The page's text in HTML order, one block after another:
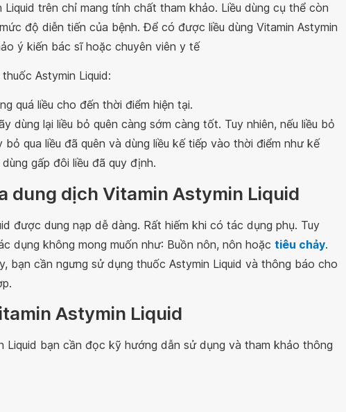
Liquid trên chỉ mang tính chất tham khảo. Liều dùng cụ thể còn
độ diễn tiến của bệnh. Để có được liều dùng Vitamin Astymin
ý kiến bác sĩ hoặc chuyên viên y tế
Astymin Liquid:
quá liều cho đến thời điểm hiện tại.
dùng lại liều bỏ quên càng sớm càng tốt. Tuy nhiên, nếu liều bỏ
bỏ qua liều đã quên và dùng liều kế tiếp vào thời điểm như kế
gấp đôi liều đã quy định.
dung dịch Vitamin Astymin Liquid
được dung nạp dễ dàng. Rất hiếm khi có tác dụng phụ. Tuy
dụng không mong muốn như: Buồn nôn, nôn hoặc tiêu chảy.
bạn cần ngưng sử dụng thuốc Astymin Liquid và thông báo cho
Astymin Liquid
Liquid bạn cần đọc kỹ hướng dẫn sử dụng và tham khảo thông